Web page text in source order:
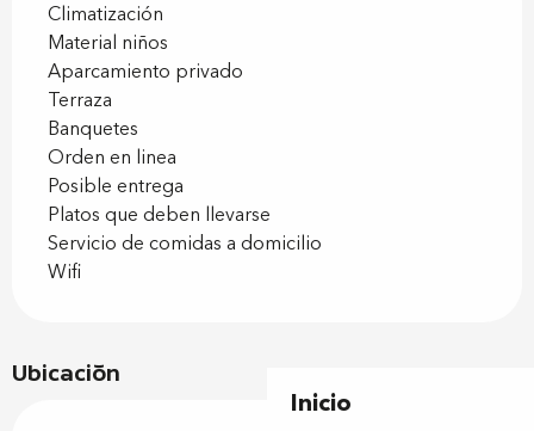
Inicio
Climatización
Material niños
Aparcamiento privado
Terraza
Banquetes
Orden en linea
Posible entrega
Platos que deben llevarse
Servicio de comidas a domicilio
Wifi
Ubicación